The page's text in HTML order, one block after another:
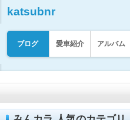
katsubnr
ブログ 愛車紹介 アルバム